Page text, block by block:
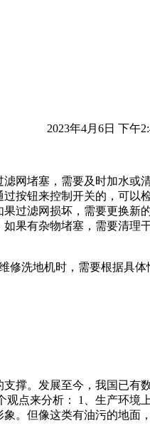
2023年4月6日 下午
网堵塞，需要及时加水或清
按钮来控制开关的，可以
过滤网损坏，需要更换新的
果有杂物堵塞，需要清理干
洗地机时，需要根据具体
撑。发展至今，我国已
点来分析： 1、生产环
。但像这类有油污的地